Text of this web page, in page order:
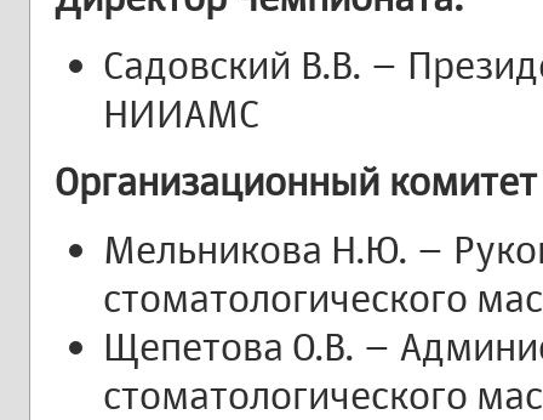
Садовский В.В. –
НИИАМС
Организационный
Мельникова Н.Ю. –
стоматологического
Щепетова О.В. –
стоматологического